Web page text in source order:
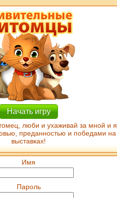
Начать игру
люби и ухаживай за мной и я
преданностью и победами на
выставках!
Имя
Пароль